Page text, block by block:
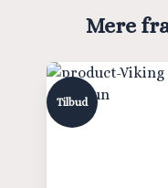
Mere
Tilbud